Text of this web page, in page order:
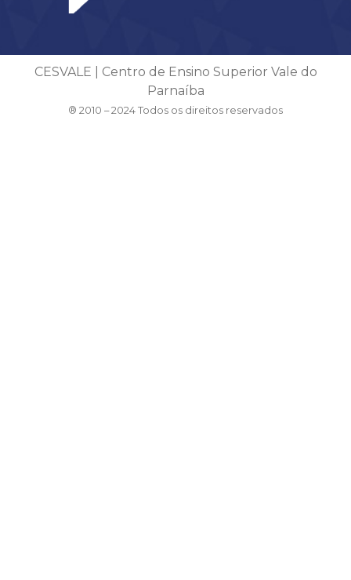
CESVALE | Centro de Ensino Superior Vale do
Parnaíba
® 2010 – 2024 Todos os direitos reservados